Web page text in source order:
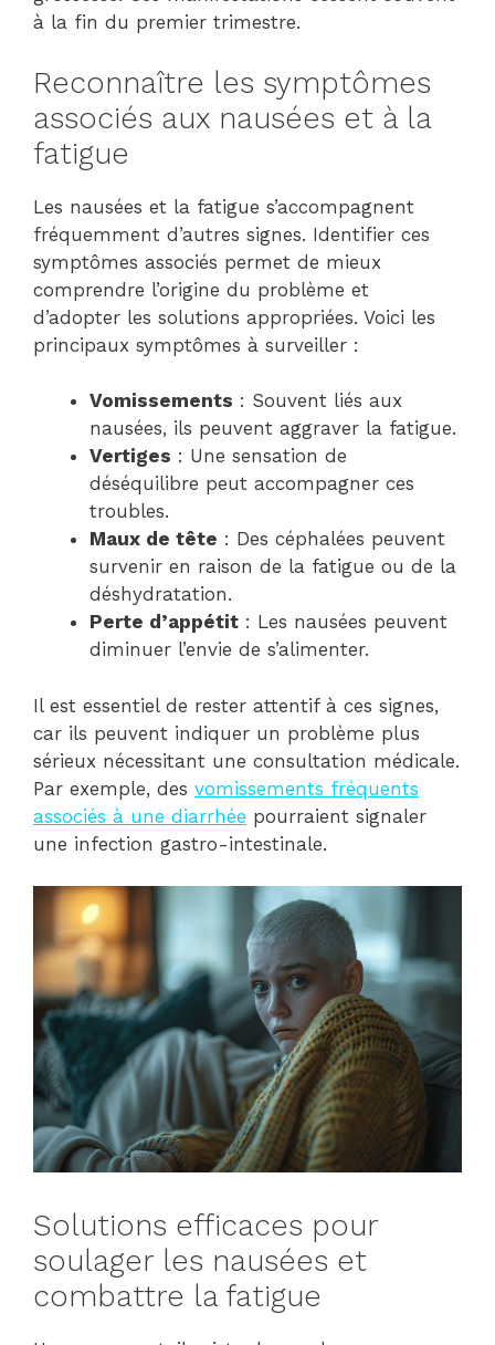
à la fin du premier trimestre.
Reconnaître les symptômes
associés aux nausées et à la
fatigue
Les nausées et la fatigue s’accompagnent
fréquemment d’autres signes. Identifier ces
symptômes associés permet de mieux
comprendre l’origine du problème et
d’adopter les solutions appropriées. Voici les
principaux symptômes à surveiller :
Vomissements : Souvent liés aux
nausées, ils peuvent aggraver la fatigue.
Vertiges : Une sensation de
déséquilibre peut accompagner ces
troubles.
Maux de tête : Des céphalées peuvent
survenir en raison de la fatigue ou de la
déshydratation.
Perte d’appétit : Les nausées peuvent
diminuer l’envie de s’alimenter.
Il est essentiel de rester attentif à ces signes,
car ils peuvent indiquer un problème plus
sérieux nécessitant une consultation médicale.
Par exemple, des vomissements fréquents
associés à une diarrhée pourraient signaler
une infection gastro-intestinale.
Solutions efficaces pour
soulager les nausées et
combattre la fatigue